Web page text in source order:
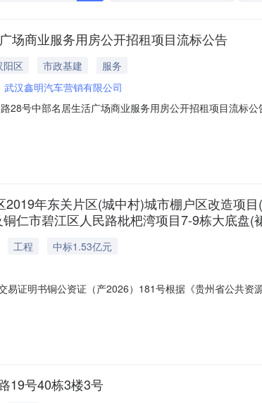
场商业服务用房公开招租项目流标公告
阳区 市政基建
服务
武汉鑫明汽车营销有限公司
28号中部名居生活广场商业服务用房公开招租项目流标公
年东关片区(城中村)城市棚户区改造项
仁市碧江区人民路枇杷湾项目7-9栋大底盘
工程
中标1.53亿元
易证明书铜公资证（产2026）181号根据《贵州省公共
改造项目二期5-1#地块)22栋商业及铜仁市碧江区人民
19号40栋3楼3号